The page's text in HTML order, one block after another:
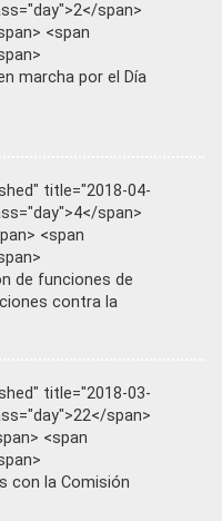
span>
<span
marcha por el Día
title="2018-04-
span>
<span
de funciones de
contra la
title="2018-03-
span>
<span
con la Comisión